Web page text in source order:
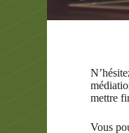
mettre
Vous